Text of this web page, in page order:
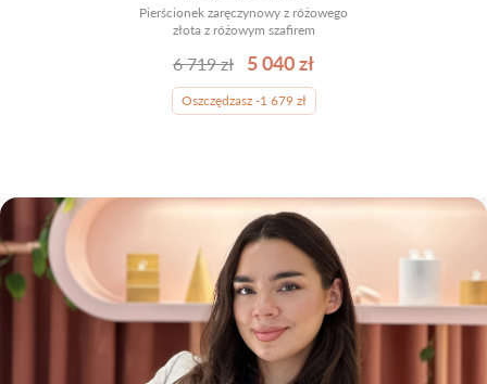
Pierścionek zaręczynowy z różowego
złota z różowym szafirem
6 719 zł 5 040 zł
Oszczędzasz -1 679 zł